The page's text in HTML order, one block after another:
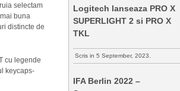
selectam
buna
distincte de
cu legende
keycaps-
Logitech lanseaza PRO X
SUPERLIGHT 2 si PRO X
TKL
Scris in 5 September, 2023.
IFA Berlin 2022 –